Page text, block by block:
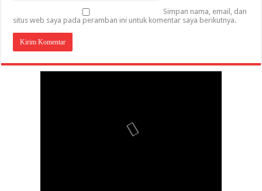
Simpan nama, email, dan
situs web saya pada peramban ini untuk komentar saya berikutnya.